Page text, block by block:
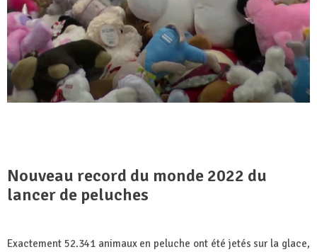
Nouveau record du monde 2022 du
lancer de peluches
Exactement 52.341 animaux en peluche ont été jetés sur la glace,